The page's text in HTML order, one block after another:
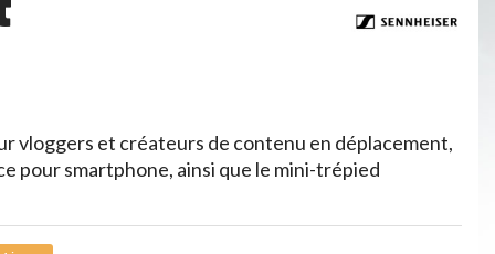
vloggers et créateurs de contenu en déplacement,
pour smartphone, ainsi que le mini-trépied